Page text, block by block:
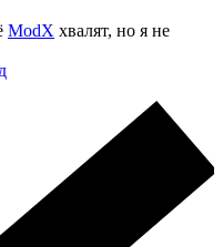
ModX хвалят, но я не